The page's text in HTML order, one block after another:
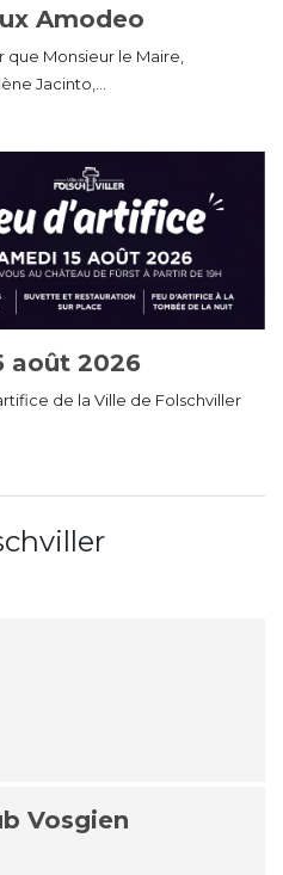
Amodeo
que Monsieur le Maire,
Jacinto,...
août 2026
de la Ville de Folschviller
Vosgien